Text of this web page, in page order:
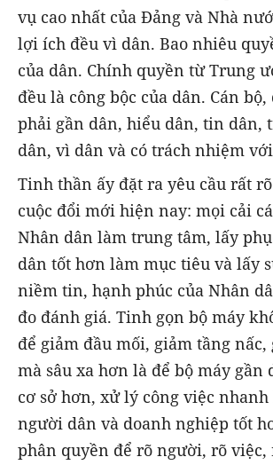
vụ cao nhất của Đảng và Nhà
lợi ích đều vì dân. Bao nhiêu
của dân. Chính quyền từ Trung
đều là công bộc của dân. Cán
phải gần dân, hiểu dân, tin dân,
dân, vì dân và có trách nhiệm
Tinh thần ấy đặt ra yêu cầu rất
cuộc đổi mới hiện nay: mọi cải
Nhân dân làm trung tâm, lấy
dân tốt hơn làm mục tiêu và lấy
niềm tin, hạnh phúc của Nhân
đo đánh giá. Tinh gọn bộ máy
để giảm đầu mối, giảm tầng
mà sâu xa hơn là để bộ máy gần
cơ sở hơn, xử lý công việc
người dân và doanh nghiệp tốt
phân quyền để rõ người, rõ việc,